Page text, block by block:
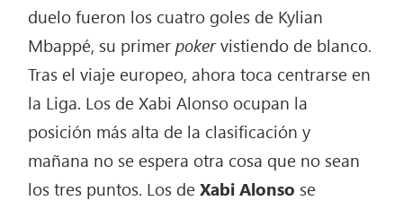
duelo fueron los cuatro goles de Kylian
Mbappé, su primerpokervistiendo de blanco.
Tras el viaje europeo, ahora toca centrarse en
la Liga. Los de Xabi Alonso ocupan la
posición más alta de la clasificación y
mañana no se espera otra cosa que no sean
los tres puntos. Los deXabi Alonso se